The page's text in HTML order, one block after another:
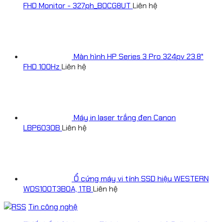
FHD Monitor - 327ph_B0CG8UT Liên hệ
Màn hình HP Series 3 Pro 324pv 23.8"
FHD 100Hz Liên hệ
Máy in laser trắng đen Canon
LBP6030B Liên hệ
Ổ cứng máy vi tính SSD hiệu WESTERN
WDS100T3B0A, 1TB Liên hệ
Tin công nghệ